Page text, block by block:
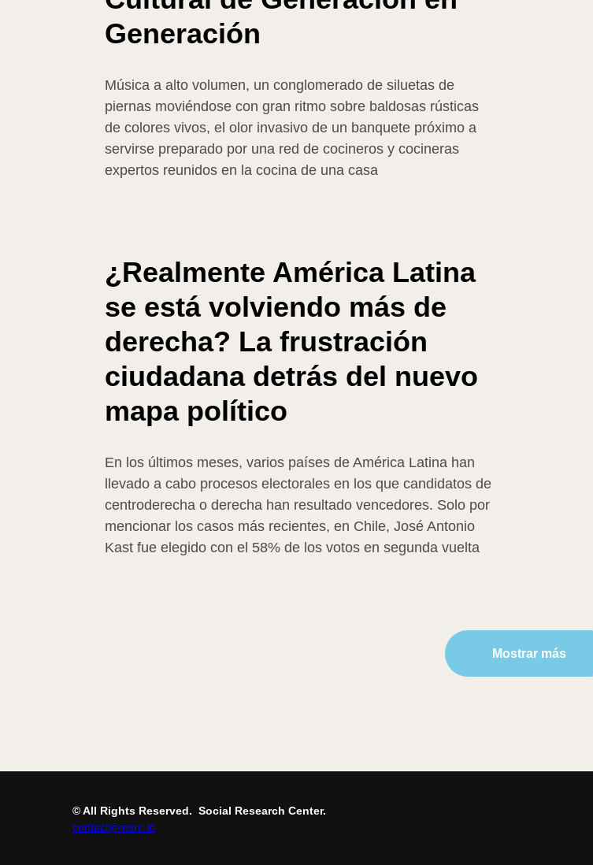
Generación
Música a alto volumen, un conglomerado de siluetas de
piernas moviéndose con gran ritmo sobre baldosas rústicas
de colores vivos, el olor invasivo de un banquete próximo a
servirse preparado por una red de cocineros y cocineras
expertos reunidos en la cocina de una casa
¿Realmente América Latina
se está volviendo más de
derecha? La frustración
ciudadana detrás del nuevo
mapa político
En los últimos meses, varios países de América Latina han
llevado a cabo procesos electorales en los que candidatos de
centroderecha o derecha han resultado vencedores. Solo por
mencionar los casos más recientes, en Chile, José Antonio
Kast fue elegido con el 58% de los votos en segunda vuelta
Mostrar más
© All Rights Reserved. Social Research Center.
contact@insrc.in